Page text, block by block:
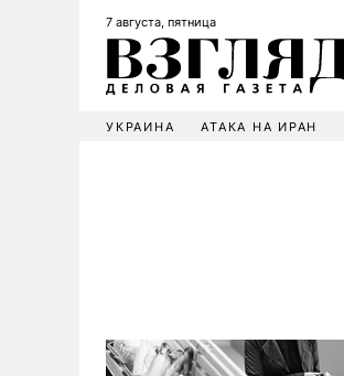
7 августа, пятница
УКРАИНА АТАКА НА ИРАН